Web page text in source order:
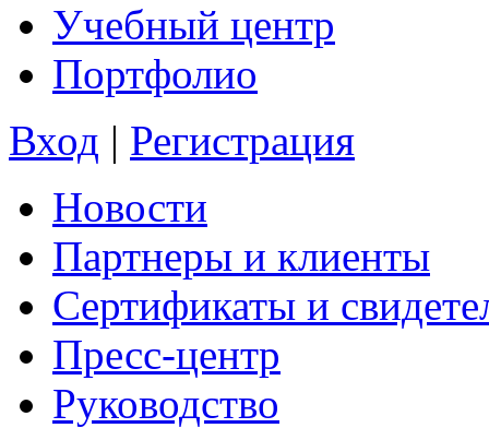
Учебный центр
Портфолио
Вход | Регистрация
Новости
Партнеры и клиенты
Сертификаты и
Пресс-центр
Руководство